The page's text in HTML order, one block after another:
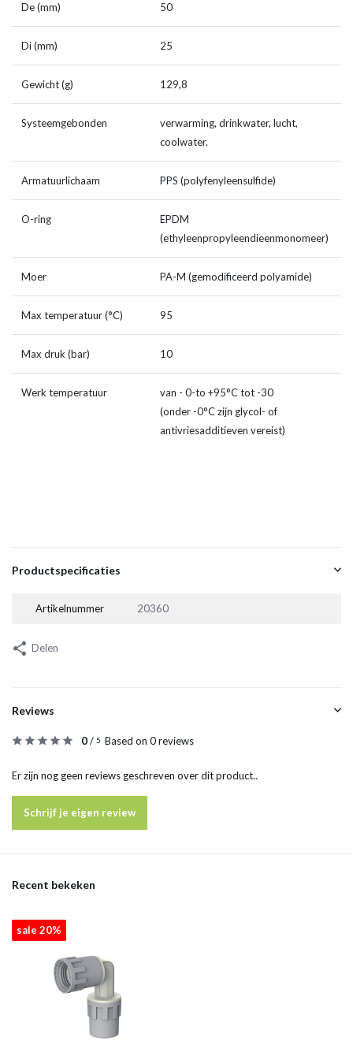
De (mm) 50
Di (mm) 25
Gewicht (g) 129,8
Systeemgebonden
verwarming, drinkwater, lucht,
coolwater.
Armatuurlichaam PPS (polyfenyleensulfide)
O-ring
EPDM
(ethyleenpropyleendieenmonomeer)
Moer PA-M (gemodificeerd polyamide)
Max temperatuur (°C) 95
Max druk (bar) 10
Werk temperatuur
van - 0-to +95°C tot -30
(onder -0°C zijn glycol- of
antivriesadditieven vereist)
Productspecificaties
Artikelnummer 20360
Delen
Reviews
0/ 5 Based on 0 reviews
Er zijn nog geen reviews geschreven over dit product..
Schrijf je eigen review
Recent bekeken
sale 20%